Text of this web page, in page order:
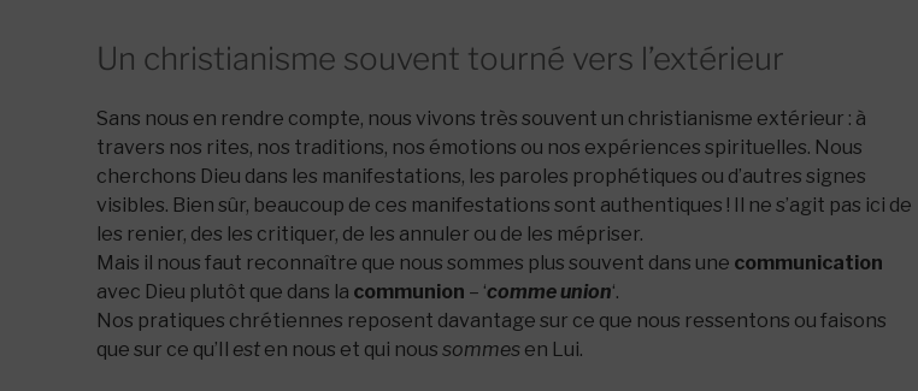
Un christianisme souvent tourné vers l’extérieur
Sans nous en rendre compte, nous vivons très souvent un christianisme extérieur : à
travers nos rites, nos traditions, nos émotions ou nos expériences spirituelles. Nous
cherchons Dieu dans les manifestations, les paroles prophétiques ou d’autres signes
visibles. Bien sûr, beaucoup de ces manifestations sont authentiques ! Il ne s’agit pas ici de
les renier, des les critiquer, de les annuler ou de les mépriser.
Mais il nous faut reconnaître que nous sommes plus souvent dans une communication
avec Dieu plutôt que dans la communion – ‘comme union‘.
Nos pratiques chrétiennes reposent davantage sur ce que nous ressentons ou faisons
que sur ce qu’Il est en nous et qui nous sommes en Lui.